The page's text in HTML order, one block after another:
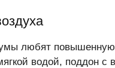
любят повышенную
водой, поддон с